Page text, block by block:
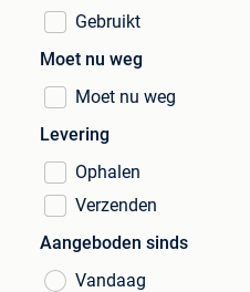
Gebruikt
Moet nu weg
Moet nu weg
Levering
Ophalen
Verzenden
Aangeboden sinds
Vandaag